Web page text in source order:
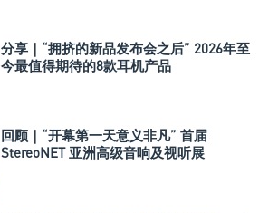
分享｜“拥挤的新品发布会之后” 2026年至
今最值得期待的8款耳机产品
回顾｜“开幕第一天意义非凡” 首届
StereoNET 亚洲高级音响及视听展